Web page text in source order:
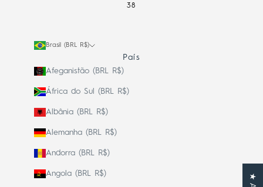
38
Brasil (BRL R$)
País
Afeganistão (BRL R$)
África do Sul (BRL R$)
Albânia (BRL R$)
Alemanha (BRL R$)
Andorra (BRL R$)
Angola (BRL R$)